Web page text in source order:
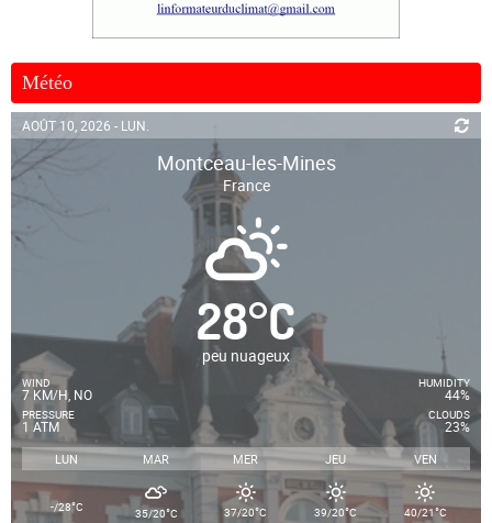
Météo
AOÛT 10, 2026 - LUN.
Montceau-les-Mines
France
28°C
peu nuageux
WIND
7 KM/H, NO
PRESSURE
1 ATM
HUMIDITY
44%
CLOUDS
23%
LUN MAR MER JEU VEN
-/28°C 35/20°C 37/20°C 39/20°C 40/21°C